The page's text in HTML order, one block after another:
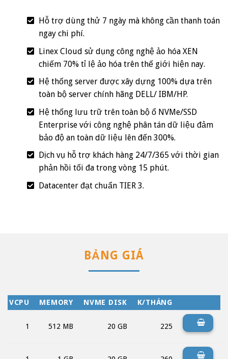
Hỗ trợ dùng thử 7 ngày mà không cần thanh toán
ngay chi phí.
Linex Cloud sử dụng công nghệ ảo hóa XEN
chiếm 70% tỉ lệ ảo hóa trên thế giới hiện nay.
Hệ thống server được xây dựng 100% dựa trên
toàn bộ server chính hãng DELL/ IBM/HP.
Hệ thống lưu trữ trên toàn bộ ổ NVMe/SSD
Enterprise với công nghệ phân tán dữ liệu đảm
bảo độ an toàn dữ liệu lên đến 300%.
Dịch vụ hỗ trợ khách hàng 24/7/365 với thời gian
phản hồi tối đa trong vòng 15 phút.
Datacenter đạt chuẩn TIER 3.
BẢNG GIÁ
VCPU MEMORY NVME DISK K/THÁNG
1 512 MB 20 GB 225